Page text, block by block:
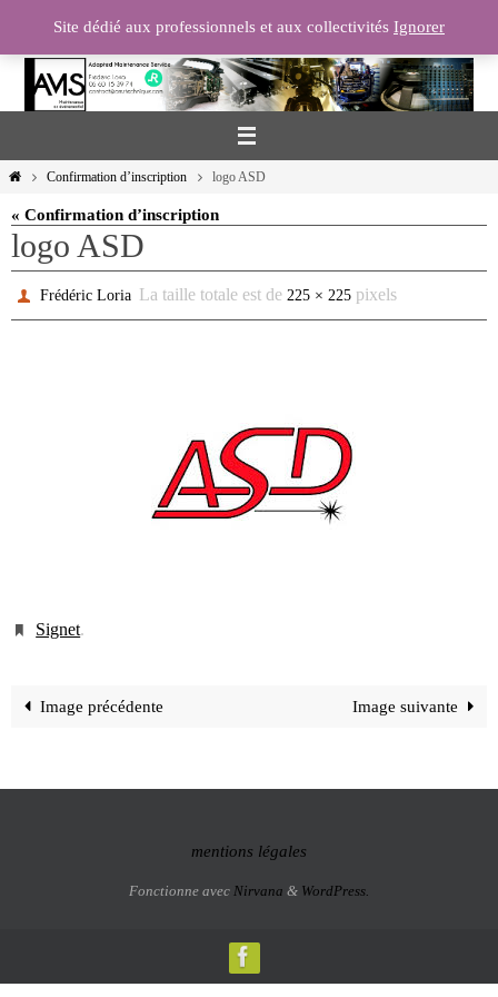
le
contenu
HomeConfirmation d’inscription logo ASD
« Confirmation d’inscription
logo ASD
Frédéric Loria La taille totale est de 225 × 225 pixels
Signet.
Image précédente Image suivante
mentions légales
Fonctionne avec Nirvana & WordPress.
Site dédié aux professionnels et aux collectivités Ignorer